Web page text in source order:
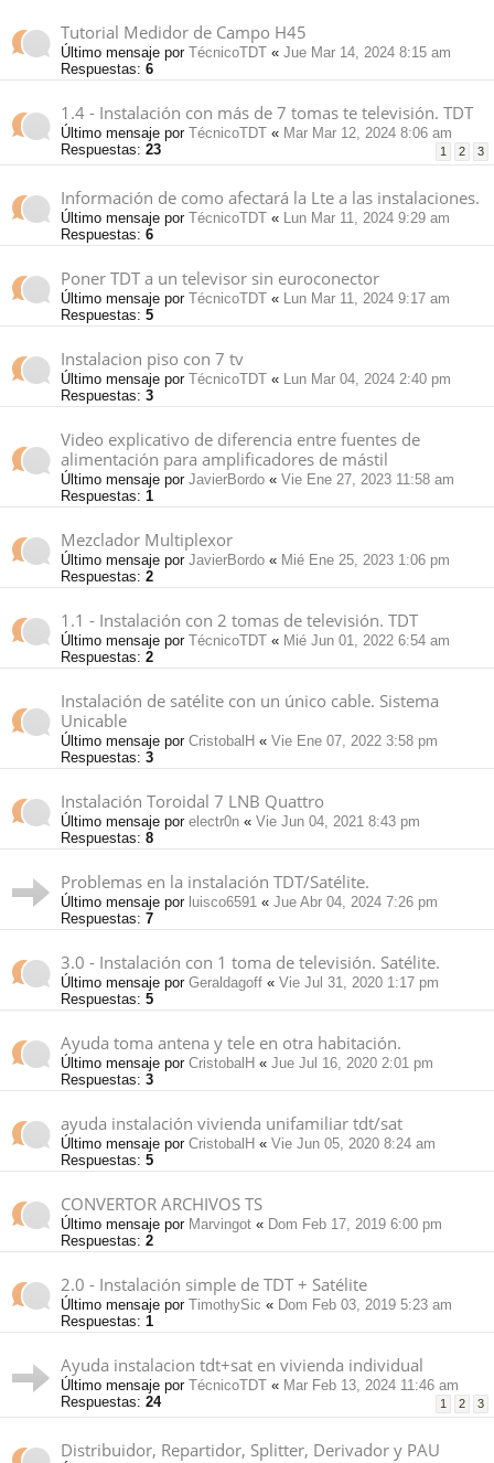
Tutorial Medidor de Campo H45
Último mensaje por TécnicoTDT « Jue Mar 14, 2024 8:15 am
Respuestas: 6
1.4 - Instalación con más de 7 tomas te televisión. TDT
Último mensaje por TécnicoTDT « Mar Mar 12, 2024 8:06 am
Respuestas: 23 1 2 3
Información de como afectará la Lte a las instalaciones.
Último mensaje por TécnicoTDT « Lun Mar 11, 2024 9:29 am
Respuestas: 6
Poner TDT a un televisor sin euroconector
Último mensaje por TécnicoTDT « Lun Mar 11, 2024 9:17 am
Respuestas: 5
Instalacion piso con 7 tv
Último mensaje por TécnicoTDT « Lun Mar 04, 2024 2:40 pm
Respuestas: 3
Video explicativo de diferencia entre fuentes de
alimentación para amplificadores de mástil
Último mensaje por JavierBordo « Vie Ene 27, 2023 11:58 am
Respuestas: 1
Mezclador Multiplexor
Último mensaje por JavierBordo « Mié Ene 25, 2023 1:06 pm
Respuestas: 2
1.1 - Instalación con 2 tomas de televisión. TDT
Último mensaje por TécnicoTDT « Mié Jun 01, 2022 6:54 am
Respuestas: 2
Instalación de satélite con un único cable. Sistema
Unicable
Último mensaje por CristobalH « Vie Ene 07, 2022 3:58 pm
Respuestas: 3
Instalación Toroidal 7 LNB Quattro
Último mensaje por electr0n « Vie Jun 04, 2021 8:43 pm
Respuestas: 8
Problemas en la instalación TDT/Satélite.
Último mensaje por luisco6591 « Jue Abr 04, 2024 7:26 pm
Respuestas: 7
3.0 - Instalación con 1 toma de televisión. Satélite.
Último mensaje por Geraldagoff « Vie Jul 31, 2020 1:17 pm
Respuestas: 5
Ayuda toma antena y tele en otra habitación.
Último mensaje por CristobalH « Jue Jul 16, 2020 2:01 pm
Respuestas: 3
ayuda instalación vivienda unifamiliar tdt/sat
Último mensaje por CristobalH « Vie Jun 05, 2020 8:24 am
Respuestas: 5
CONVERTOR ARCHIVOS TS
Último mensaje por Marvingot « Dom Feb 17, 2019 6:00 pm
Respuestas: 2
2.0 - Instalación simple de TDT + Satélite
Último mensaje por TimothySic « Dom Feb 03, 2019 5:23 am
Respuestas: 1
Ayuda instalacion tdt+sat en vivienda individual
Último mensaje por TécnicoTDT « Mar Feb 13, 2024 11:46 am
Respuestas: 24 1 2 3
Distribuidor, Repartidor, Splitter, Derivador y PAU